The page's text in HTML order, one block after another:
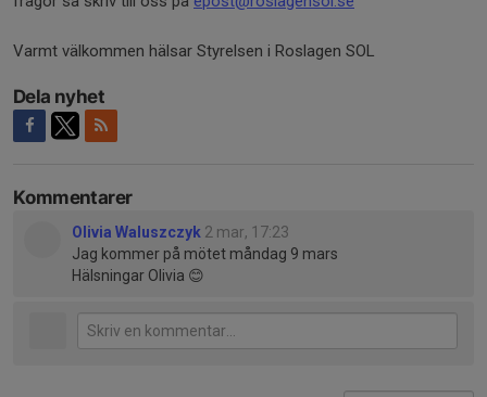
Varmt välkommen hälsar Styrelsen i Roslagen SOL
Dela nyhet
Kommentarer
Olivia Waluszczyk 2 mar, 17:23
Jag kommer på mötet måndag 9 mars
Hälsningar Olivia 😊